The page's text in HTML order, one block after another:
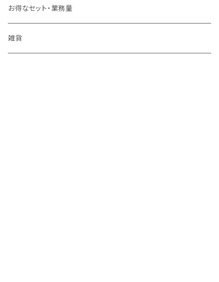
お菓子
うなぎ
海鮮味噌
お得なセット・業務量
雑貨